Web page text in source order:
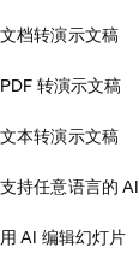
文档转演示文稿
PDF 转演示文稿
文本转演示文稿
支持任意语言的 AI
用 AI 编辑幻灯片